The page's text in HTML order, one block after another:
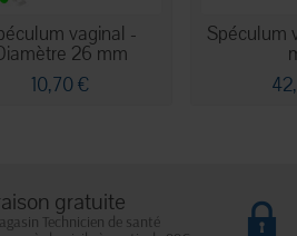
vaginal -
26 mm
10,70 €
Spéculum
gratuite
Technicien de santé